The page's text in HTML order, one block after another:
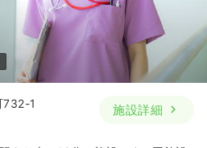
732-1
施設詳細